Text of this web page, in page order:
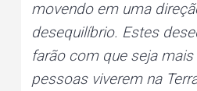
movendo em uma
desequilíbrio. Estes
farão com que seja
pessoas viverem na